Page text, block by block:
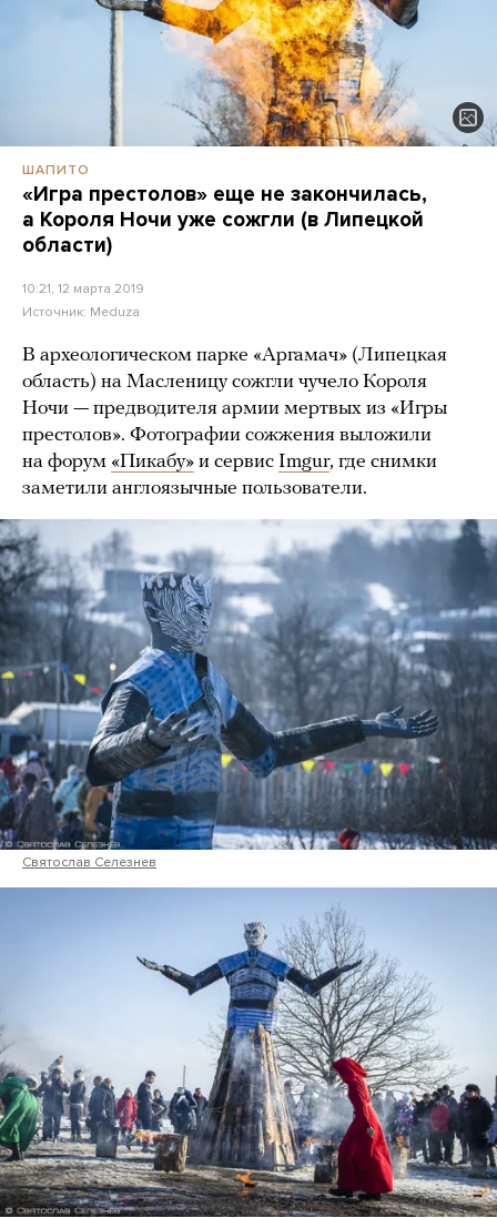
ШАПИТО
«Игра престолов» еще не закончилась,
а Короля Ночи уже сожгли (в Липецкой
области)
10:21, 12 марта 2019
Источник: Meduza
В археологическом парке «Аргамач» (Липецкая
область) на Масленицу сожгли чучело Короля
Ночи — предводителя армии мертвых из «Игры
престолов». Фотографии сожжения выложили
на форум «Пикабу» и сервис Imgur, где снимки
заметили англоязычные пользователи.
Святослав Селезнев